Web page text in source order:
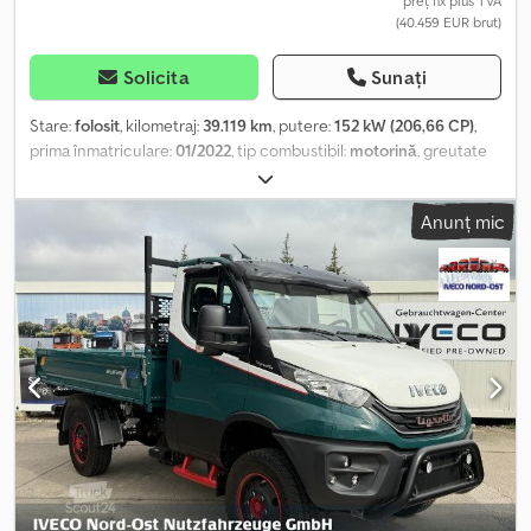
(40.459 EUR brut)
Solicita Sunați
Stare:folosit, kilometraj: 39.119 km, putere:152 kW (206,66 CP),
prima înmatriculare:01/2022, tip combustibil: motorină, greutate
, următoarea inspecție (TÜV):
tip de angrenaj:mecanic, clasă de emisii:Euro 6, număr de locuri:
, înălțime
totală:2.850 mm , lungimea spațiului de încărcare: 4.000 mm,
lățimea spațiului de încărcare:2.300 mm, înălțime spațiu de
încărcare:400 mm, Dotări:ABS, aer condiționat, program
electronic de stabilitate (ESP), închidere centralizată,
Basculantă camion cu benă deschisă IVECO 80E21K basculant
trilateral Meiller Vehiculul are un ambreiaj nou Vehicul german,
proveniență 1 proprietar Crodpfszctpiox Ahysf Transmisie Cutie
de viteze manuală, 6 trepte Sisteme de asistență Asistent de
frânare, tempomat Iluminare și vizibilitate Geamuri colorate, lumini
de zi Audio & Comunicații Radio, afișaj multifuncțional Exterior
Tracțiune spate, suspensie pe arcuri lamelare, cuplă de
remorcare de tip bară și cu bilă, priză de putere, oglinzi exterioare
Anunț mic